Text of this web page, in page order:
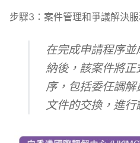
步驟3：案件管理和爭議解決
在完成申請程序
納後，該案件將
序，包括委任調
文件的交換，進行